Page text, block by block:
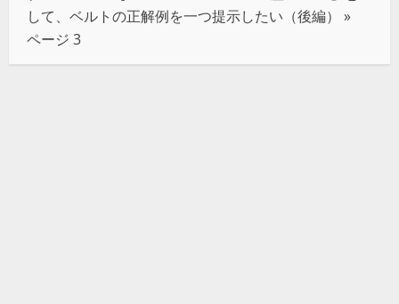
して、ベルトの正解例を一つ提示したい（後編）
»
ページ 3